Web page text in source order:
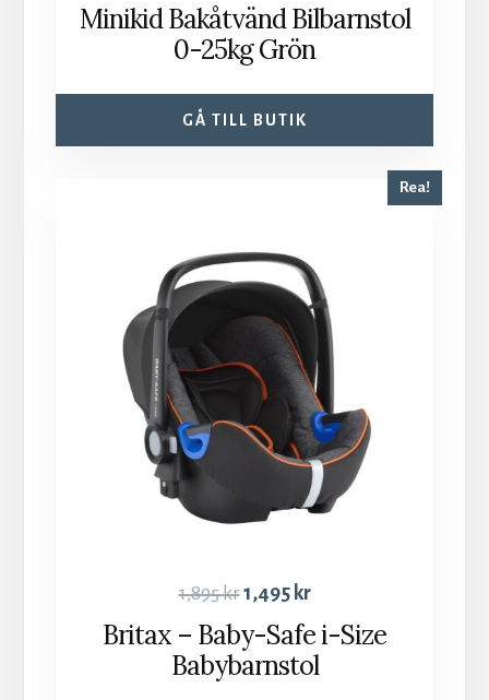
Minikid Bakåtvänd Bilbarnstol
0-25kg Grön
GÅ TILL BUTIK
Rea!
1,895kr1,495 kr
Britax – Baby-Safe i-Size
Babybarnstol